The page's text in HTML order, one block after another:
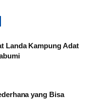
Landa Kampung Adat
yang Bisa